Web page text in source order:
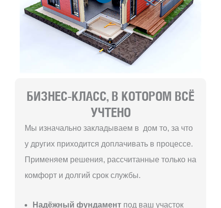
БИЗНЕС-КЛАСС, В КОТОРОМ ВСЁ
УЧТЕНО
Мы изначально закладываем в дом то, за что
у других приходится доплачивать в процессе.
Применяем решения, рассчитанные только на
комфорт и долгий срок службы.
Надёжный фундамент под ваш участок